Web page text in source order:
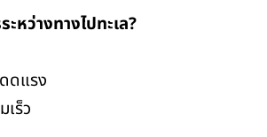
ะหว่างทางไปทะเล?
ดแรง
ร็ว